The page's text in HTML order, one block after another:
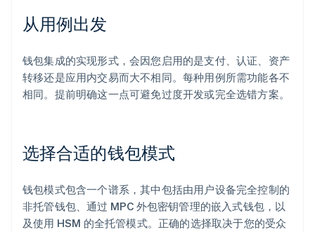
从用例出发
钱包集成的实现形式，会因您启用的是支付、认证、资产
转移还是应用内交易而大不相同。每种用例所需功能各不
相同。提前明确这一点可避免过度开发或完全选错方案。
选择合适的钱包模式
钱包模式包含一个谱系，其中包括由用户设备完全控制的
非托管钱包、通过 MPC 外包密钥管理的嵌入式钱包，以
及使用 HSM 的全托管模式。正确的选择取决于您的受众